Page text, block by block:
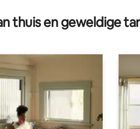
thuis en geweldige